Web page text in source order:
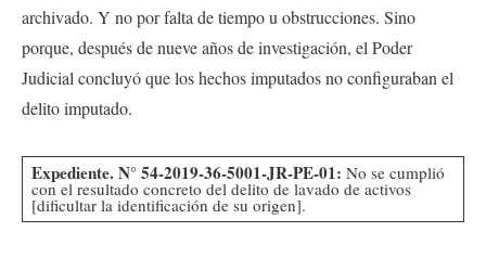
archivado. Y no por falta de tiempo u obstrucciones. Sino
porque, después de nueve años de investigación, el Poder
Judicial concluyó que los hechos imputados no configuraban el
delito imputado.
Expediente. N° 54-2019-36-5001-JR-PE-01: No se cumplió
con el resultado concreto del delito de lavado de activos
[dificultar la identificación de su origen].